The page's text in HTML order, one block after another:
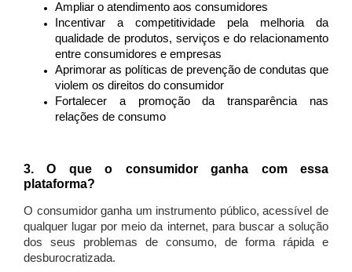
Ampliar o atendimento aos consumidores
Incentivar a competitividade pela melhoria da
qualidade de produtos, serviços e do relacionamento
entre consumidores e empresas
Aprimorar as políticas de prevenção de condutas que
violem os direitos do consumidor
Fortalecer a promoção da transparência nas
relações de consumo
3. O que o consumidor ganha com essa
plataforma?
O consumidor ganha um instrumento público, acessível de
qualquer lugar por meio da internet, para buscar a solução
dos seus problemas de consumo, de forma rápida e
desburocratizada.